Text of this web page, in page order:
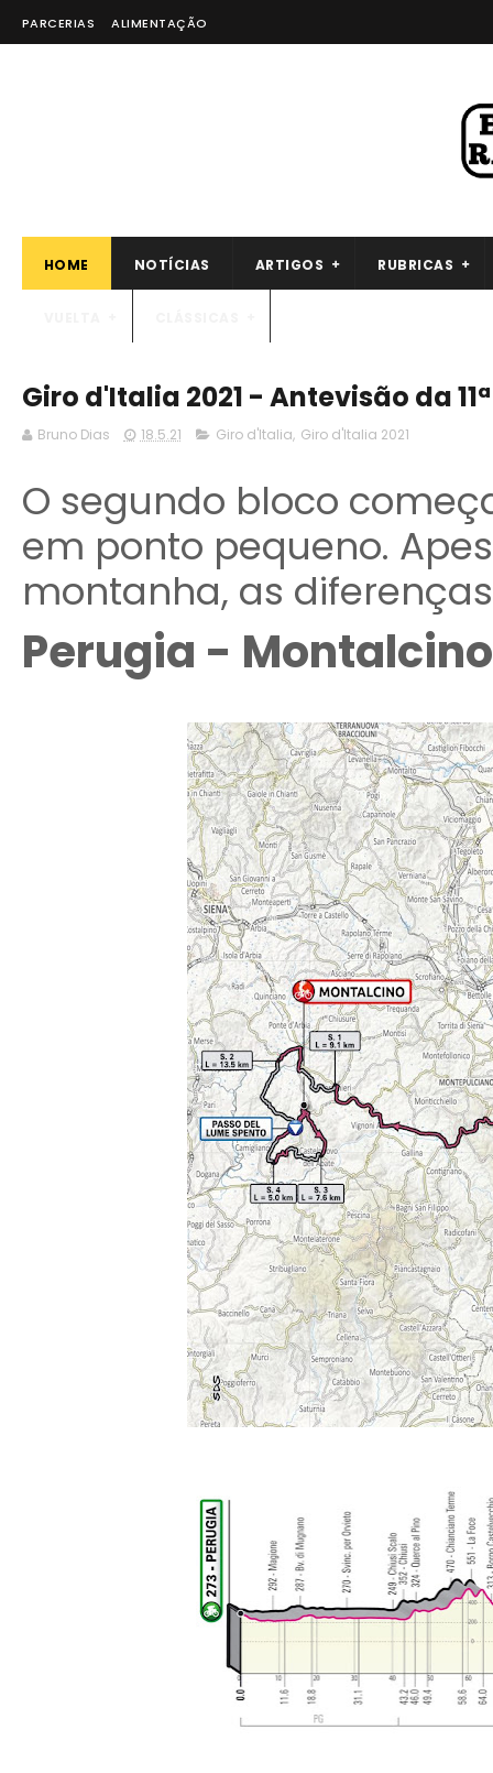
PARCERIAS ALIMENTAÇÃO
HOME NOTÍCIAS ARTIGOS RUBRICAS
Giro d'Italia 2021 - Antevisão da
Bruno Dias 18.5.21 Giro d'Italia, Giro d'Italia 2021
O segundo bloco
em ponto pequeno.
montanha, as
Perugia - Montalcino